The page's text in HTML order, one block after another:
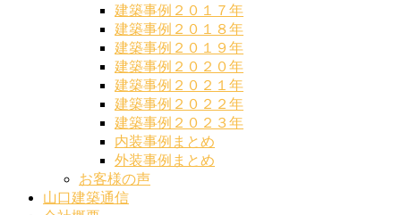
建築事例２０１７年
建築事例２０１８年
建築事例２０１９年
建築事例２０２０年
建築事例２０２１年
建築事例２０２２年
建築事例２０２３年
内装事例まとめ
外装事例まとめ
お客様の声
山口建築通信